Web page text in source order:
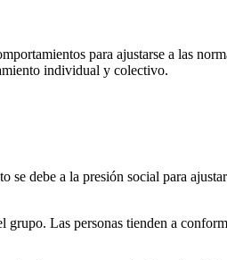
para ajustarse a las
individual y colectivo.
debe a la presión social para
Las personas tienden a